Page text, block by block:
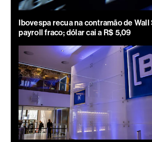
Ibovespa recua na contramão de
payroll fraco; dólar cai a R$ 5,09